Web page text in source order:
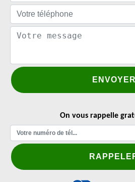
On vous rappelle